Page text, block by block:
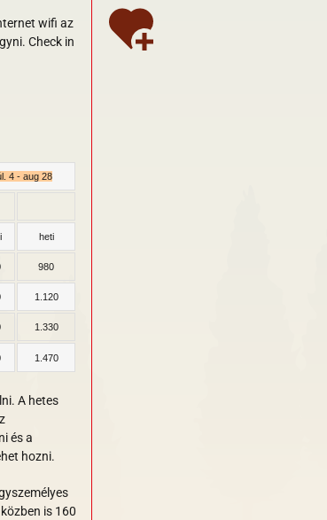
wifi az
Check in
4 - aug 28
heti
980
1.120
1.330
1.470
A hetes
és a
hozni.
is 160